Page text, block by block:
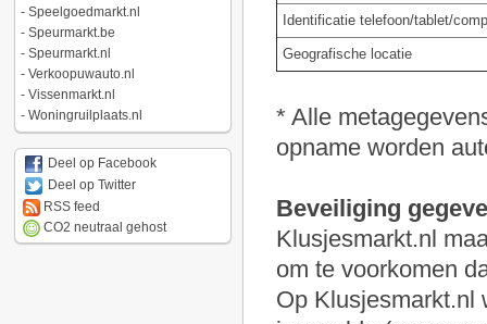
- Speelgoedmarkt.nl
- Speurmarkt.be
- Speurmarkt.nl
- Verkoopuwauto.nl
- Vissenmarkt.nl
- Woningruilplaats.nl
Deel op Facebook
Deel op Twitter
RSS feed
CO2 neutraal gehost
Identificatie telefoon/tablet/
Geografische locatie
* Alle
opname worden
Beveiliging
Klusjesmarkt.nl
om te voorkomen
Op Klusjesmarkt.nl